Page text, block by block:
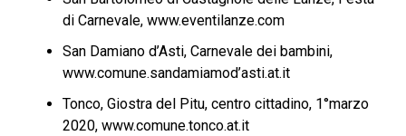
di Carnevale, www.eventilanze.com
San Damiano d’Asti, Carnevale dei bambini,
www.comune.sandamiamod’asti.at.it
Tonco, Giostra del Pitu, centro cittadino, 1°marzo
2020, www.comune.tonco.at.it